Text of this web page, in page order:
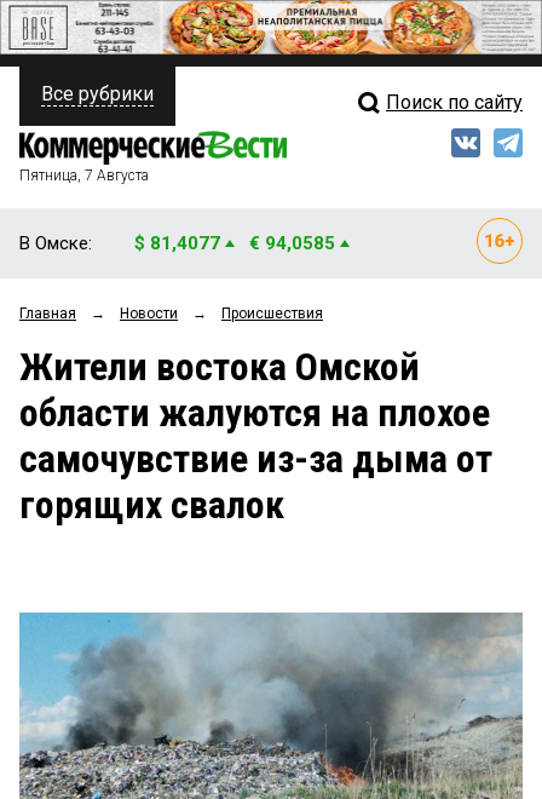
ПОЛИТИКА
ФИНАНСЫ
ОБЩЕСТВО
ЗАКОН
НОВОСТИ КОМПАНИЙ
Свежий выпуск
Мнения
Рейтинги
Блоги
Архив
Все рубрики Поиск по сайту
Пятница, 7 Августа
В Омске: $ 81,4077 € 94,0585
Главная → Новости → Происшествия
Жители востока Омской
области жалуются на плохое
самочувствие из-за дыма от
горящих свалок